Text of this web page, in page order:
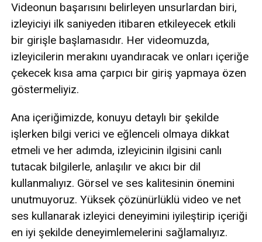
Videonun başarısını belirleyen unsurlardan biri,
izleyiciyi ilk saniyeden itibaren etkileyecek etkili
bir girişle başlamasıdır. Her videomuzda,
izleyicilerin merakını uyandıracak ve onları içeriğe
çekecek kısa ama çarpıcı bir giriş yapmaya özen
göstermeliyiz.
Ana içeriğimizde, konuyu detaylı bir şekilde
işlerken bilgi verici ve eğlenceli olmaya dikkat
etmeli ve her adımda, izleyicinin ilgisini canlı
tutacak bilgilerle, anlaşılır ve akıcı bir dil
kullanmalıyız. Görsel ve ses kalitesinin önemini
unutmuyoruz. Yüksek çözünürlüklü video ve net
ses kullanarak izleyici deneyimini iyileştirip içeriği
en iyi şekilde deneyimlemelerini sağlamalıyız.